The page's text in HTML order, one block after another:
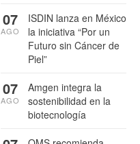
ISDIN lanza en México
la iniciativa “Por un
Futuro sin Cáncer de
Piel”
07
AGO
Amgen integra la
sostenibilidad en la
biotecnología
07
AGO